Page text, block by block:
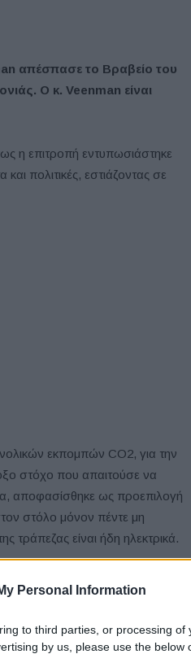
Personal Information
to third parties, or processing of
by us, please use the below
απέσπασε το Βραβείο του
. Ο κ. Veenman είναι
η επιτροπή εντυπωσιάστηκε
πολιτικές, εστιάζοντας σε
εκπομπών CO2, για την
στόχο που απαιτούσε να
αποφασίσθηκε ως προεπιλογή
στόλο μόνον πέντε μη
τράπεζας είναι ήδη ηλεκτρικά.
να δίνετε το
η πρώτη που υιοθέτησε τα